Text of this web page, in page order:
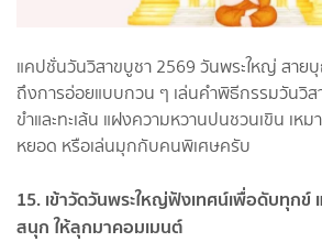
แคปชั่นวันวิสาขบูชา 2569 วันพระใหญ่ สาย
ถึงการอ่อยแบบกวน ๆ เล่นคำพิธีกรรมวันวิ
ขำและทะเล้น แฝงความหวานปนชวนเขิน เหม
หยอด หรือเล่นมุกกับคนพิเศษครับ
15. เข้าวัดวันพระใหญ่ฟังเทศน์เพื่อดับทุกข์
สนุก ให้ลุกมาคอมเมนต์